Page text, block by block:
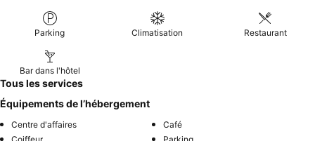
Parking Climatisation Restaurant
Bar dans l'hôtel
Tous les services
Équipements de l’hébergement
Centre d'affaires
Café